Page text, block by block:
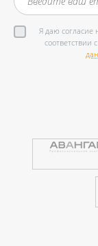
Я даю согласие
соответствии с